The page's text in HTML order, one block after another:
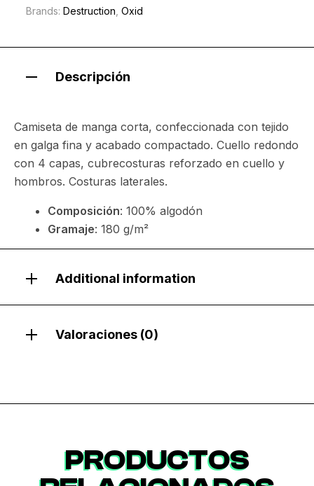
Brands:Destruction ,Oxid
Descripción
Camiseta de manga corta, confeccionada con tejido
en galga fina y acabado compactado. Cuello redondo
con 4 capas, cubrecosturas reforzado en cuello y
hombros. Costuras laterales.
Composición: 100% algodón
Gramaje: 180 g/m²
Additional information
Valoraciones (0)
PRODUCTOS